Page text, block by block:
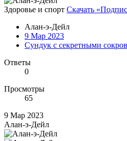
Здоровье и спорт Скачать
Алан-э-Дейл
9 Мар 2023
Сундук с секретными
Ответы
0
Просмотры
65
9 Мар 2023
Алан-э-Дейл